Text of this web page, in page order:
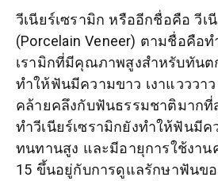
วีเนียร์เซรามิก หรืออีกชื่อคือ วีเ
(Porcelain Veneer) ตามชื่อคือ
เรามิกที่มีคุณภาพสูงสำหรับทันต
ทำให้ฟันมีความขาว เงาแวววา
คล้ายคลึงกับฟันธรรมชาติมากที่
ทำวีเนียร์เซรามิกยังทำให้ฟันมีค
ทนทานสูง และมีอายุการใช้งาน
15 ขึ้นอยู่กับการดูแลรักษาฟันข